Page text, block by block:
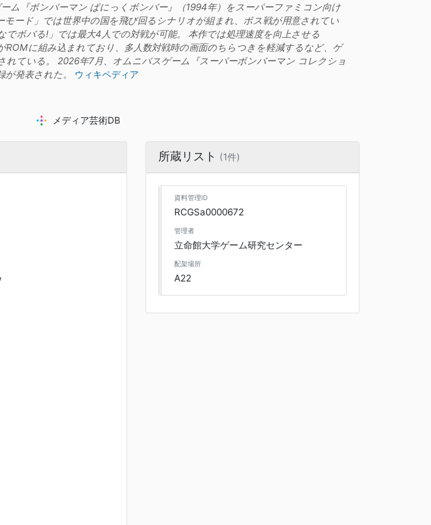
ム『ボンバーマン ぱにっくボンバー』（1994年）をスーパーファミコン向け
ード」では世界中の国を飛び回るシナリオが組まれ、ボス戦が用意されてい
ボバる!」では最大4人での対戦が可能。 本作では処理速度を向上させる
ROMに組み込まれており、多人数対戦時の画面のちらつきを軽減するなど、ゲ
れている。 2026年7月、オムニバスゲーム『スーパーボンバーマン コレクショ
発表された。 ウィキペディア
メディア芸術DB
所蔵リスト (1件)
資料管理ID
RCGSa0000672
管理者
立命館大学ゲーム研究センター
配架場所
A22